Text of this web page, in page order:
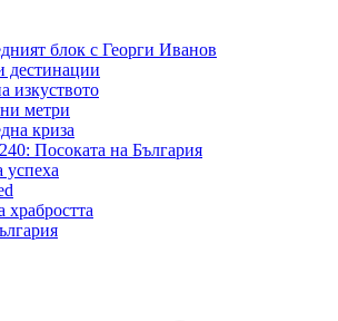
блок с Георги Иванов
дестинации
изкуството
метри
криза
Посоката на България
успеха
храбростта